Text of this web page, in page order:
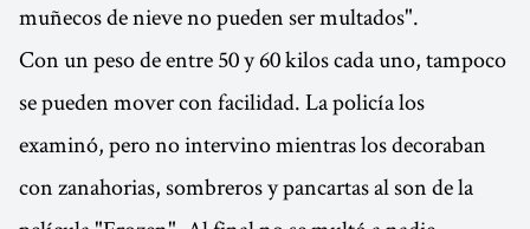
muñecos de nieve no pueden ser multados".
Con un peso de entre 50 y 60 kilos cada uno, tampoco
se pueden mover con facilidad. La policía los
examinó, pero no intervino mientras los decoraban
con zanahorias, sombreros y pancartas al son de la